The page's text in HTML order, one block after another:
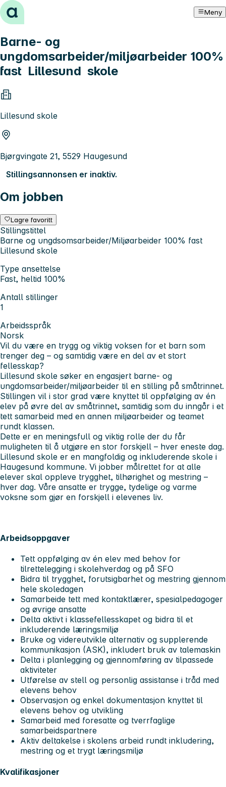
Hopp til innhold Meny
Barne- og
ungdomsarbeider/miljøarbeider 100%
fast Lillesund skole
Lillesund skole
Bjørgvingate 21, 5529 Haugesund
Stillingsannonsen er inaktiv.
Om jobben
Lagre favoritt
Stillingstittel
Barne og ungdsomsarbeider/Miljøarbeider 100% fast
Lillesund skole
Type ansettelse
Fast, heltid 100%
Antall stillinger
1
Arbeidsspråk
Norsk
Vil du være en trygg og viktig voksen for et barn som
trenger deg – og samtidig være en del av et stort
fellesskap?
Lillesund skole søker en engasjert barne- og
ungdomsarbeider/miljøarbeider til en stilling på småtrinnet.
Stillingen vil i stor grad være knyttet til oppfølging av én
elev på øvre del av småtrinnet, samtidig som du inngår i et
tett samarbeid med en annen miljøarbeider og teamet
rundt klassen.
Dette er en meningsfull og viktig rolle der du får
muligheten til å utgjøre en stor forskjell – hver eneste dag.
Lillesund skole er en mangfoldig og inkluderende skole i
Haugesund kommune. Vi jobber målrettet for at alle
elever skal oppleve trygghet, tilhørighet og mestring –
hver dag. Våre ansatte er trygge, tydelige og varme
voksne som gjør en forskjell i elevenes liv.
Arbeidsoppgaver
Tett oppfølging av én elev med behov for
tilrettelegging i skolehverdag og på SFO
Bidra til trygghet, forutsigbarhet og mestring gjennom
hele skoledagen
Samarbeide tett med kontaktlærer, spesialpedagoger
og øvrige ansatte
Delta aktivt i klassefellesskapet og bidra til et
inkluderende læringsmiljø
Bruke og videreutvikle alternativ og supplerende
kommunikasjon (ASK), inkludert bruk av talemaskin
Delta i planlegging og gjennomføring av tilpassede
aktiviteter
Utførelse av stell og personlig assistanse i tråd med
elevens behov
Observasjon og enkel dokumentasjon knyttet til
elevens behov og utvikling
Samarbeid med foresatte og tverrfaglige
samarbeidspartnere
Aktiv deltakelse i skolens arbeid rundt inkludering,
mestring og et trygt læringsmiljø
Kvalifikasjoner